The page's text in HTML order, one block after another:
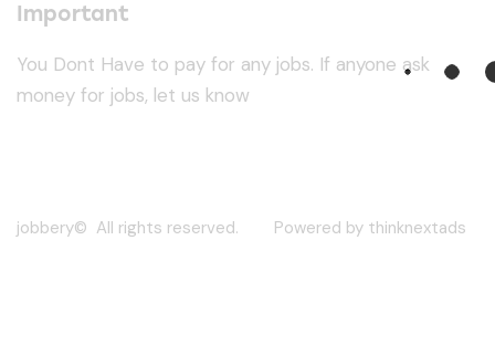
Important
You Dont Have to pay for any jobs. If anyone ask
money for jobs, let us know
jobbery© All rights reserved. Powered by thinknextads